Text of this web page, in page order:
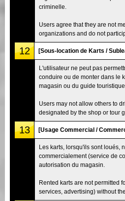
criminelle.
Users agree that they are not
organizations and do not
12 [Sous-location de Karts /
L'utilisateur ne peut pas
conduire ou de monter dans le
magasin ou du guide touristique.
Users may not allow others to
designated by the shop or tour
13 [Usage Commercial /
Les karts, lorsqu'ils sont loués,
commercialement (service de
autorisation du magasin.
Rented karts are not permitted
services, advertising) without